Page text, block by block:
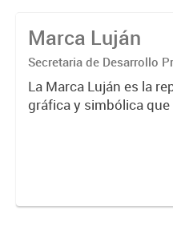
Marca Luján
Secretaria de Desarrollo
La Marca Luján es la
gráfica y simbólica